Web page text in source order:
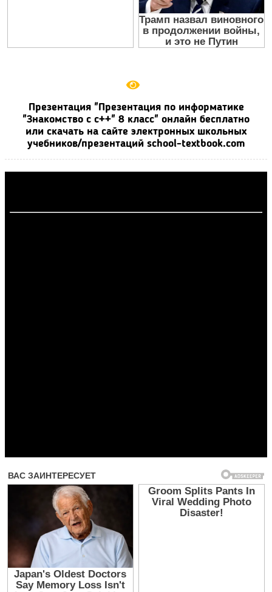
Презентация "Презентация по информатике
"Знакомство с с++" 8 класс" онлайн бесплатно
или скачать на сайте электронных школьных
учебников/презентаций school-textbook.com